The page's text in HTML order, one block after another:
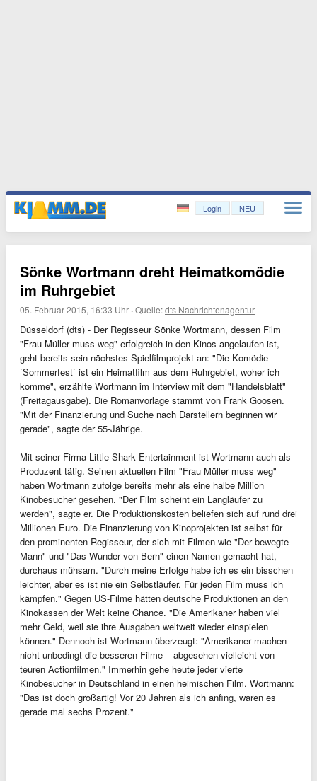
Login NEU
Sönke Wortmann dreht Heimatkomödie
im Ruhrgebiet
05. Februar 2015, 16:33 Uhr ·Quelle:dts Nachrichtenagentur
Düsseldorf (dts) - Der Regisseur Sönke Wortmann, dessen Film
"Frau Müller muss weg" erfolgreich in den Kinos angelaufen ist,
geht bereits sein nächstes Spielfilmprojekt an: "Die Komödie
`Sommerfest` ist ein Heimatfilm aus dem Ruhrgebiet, woher ich
komme", erzählte Wortmann im Interview mit dem "Handelsblatt"
(Freitagausgabe). Die Romanvorlage stammt von Frank Goosen.
"Mit der Finanzierung und Suche nach Darstellern beginnen wir
gerade", sagte der 55-Jährige.
Mit seiner Firma Little Shark Entertainment ist Wortmann auch als
Produzent tätig. Seinen aktuellen Film "Frau Müller muss weg"
haben Wortmann zufolge bereits mehr als eine halbe Million
Kinobesucher gesehen. "Der Film scheint ein Langläufer zu
werden", sagte er. Die Produktionskosten beliefen sich auf rund drei
Millionen Euro. Die Finanzierung von Kinoprojekten ist selbst für
den prominenten Regisseur, der sich mit Filmen wie "Der bewegte
Mann" und "Das Wunder von Bern" einen Namen gemacht hat,
durchaus mühsam. "Durch meine Erfolge habe ich es ein bisschen
leichter, aber es ist nie ein Selbstläufer. Für jeden Film muss ich
kämpfen." Gegen US-Filme hätten deutsche Produktionen an den
Kinokassen der Welt keine Chance. "Die Amerikaner haben viel
mehr Geld, weil sie ihre Ausgaben weltweit wieder einspielen
können." Dennoch ist Wortmann überzeugt: "Amerikaner machen
nicht unbedingt die besseren Filme – abgesehen vielleicht von
teuren Actionfilmen." Immerhin gehe heute jeder vierte
Kinobesucher in Deutschland in einen heimischen Film. Wortmann:
"Das ist doch großartig! Vor 20 Jahren als ich anfing, waren es
gerade mal sechs Prozent."